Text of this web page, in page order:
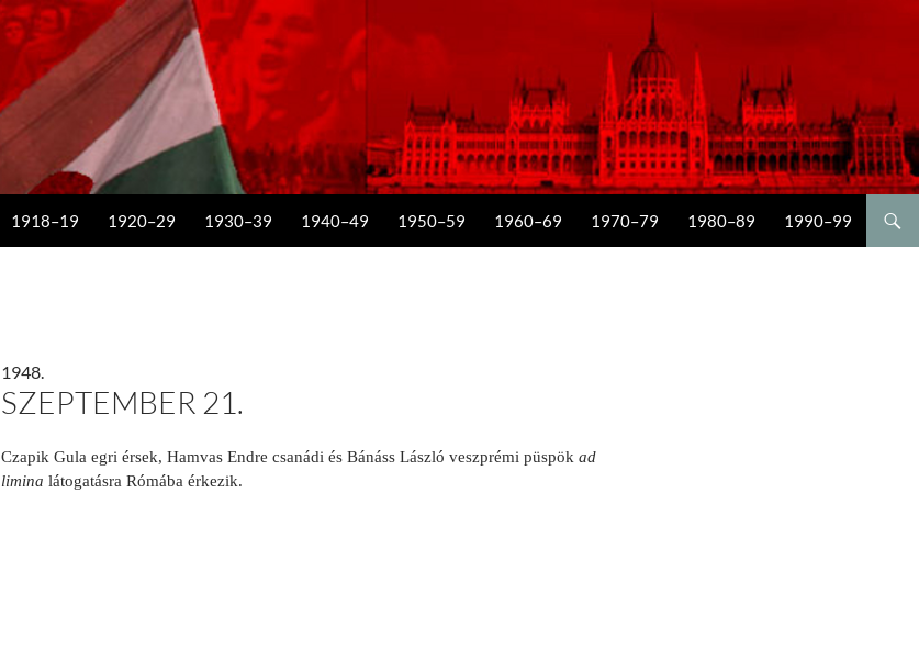
1918–19 1920–29 1930–39 1940–49 1950–59 1960–69 1970–79 1980–89 1990–99
1948.
SZEPTEMBER 21.
Czapik Gula egri érsek, Hamvas Endre csanádi és Bánáss László veszprémi püspök ad
limina látogatásra Rómába érkezik.